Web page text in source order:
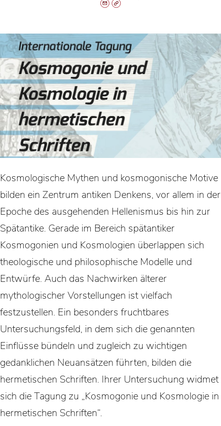
Kosmologische Mythen und kosmogonische Motive
bilden ein Zentrum antiken Denkens, vor allem in der
Epoche des ausgehenden Hellenismus bis hin zur
Spätantike. Gerade im Bereich spätantiker
Kosmogonien und Kosmologien überlappen sich
theologische und philosophische Modelle und
Entwürfe. Auch das Nachwirken älterer
mythologischer Vorstellungen ist vielfach
festzustellen. Ein besonders fruchtbares
Untersuchungsfeld, in dem sich die genannten
Einflüsse bündeln und zugleich zu wichtigen
gedanklichen Neuansätzen führten, bilden die
hermetischen Schriften. Ihrer Untersuchung widmet
sich die Tagung zu „Kosmogonie und Kosmologie in
hermetischen Schriften“.